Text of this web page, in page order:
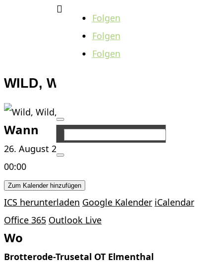

Folgen
Folgen
Folgen
WILD, WILD, WEST
Wann
26. August 2023
00:00
Zum Kalender hinzufügen
ICS herunterladen Google Kalender iCalendar
Office 365 Outlook Live
Wo
Brotterode-Trusetal OT Elmenthal